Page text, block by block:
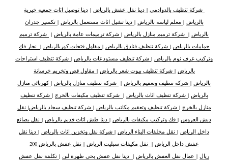
شركة تنظيف بالدوادمي | دينا نقل عفش بالرياض |دينا توصيل اثاث جمعيه خيرية
بالرياض | معلم لياسه بالرياض | دينا تشيل اثاث مستعمل بالرياض | تكسير جدران
بالرياض | شركة ترميم منازل بالرياض | شركة ترميمات عامة بالرياض | شركة ترميم
حمامات بالرياض | شركة تنظيف فنادق بالرياض | مقاول فتحات كوربالرياض | نجار فك
وتركيب غرف نوم بالرياض | شركة تنظيف مستودعات بالرياض | شركة تنظيف استراحات
بالرياض | شركة تنظيف بيوت شعر بالرياض | مقاول قص وتخريم خرسانة
بالرياض | شركة تنظيف وتعقيم بالرياض | شركة تنظيف منازل بالرياض | كهربائي منازل
بالرياض | شركة تنظيف اثاث بالرياض | شركة تنظيف مكيفات بالخرج | شركة تنظيف
منازل بالخرج | شركة تنظيف وتعقيم مكاتب بالرياض | شركة تنظيف سجاد بالرياض| نقل
دبش العروس | فك وتركيب مكيفات بالرياض | دينا طش اثاث قديم بالرياض | نقل بضائع
داخل الرياض | نقل مخلفات البناء الرياض | شركة نقل وتخزين اثاث بالرياض | دينا نقل
عفش داخل الرياض | نقل مكيفات سبليت الرياض |
نقل عفش بالرياض 200
ريال | عمال نقل العفش بالرياض | دينا نقل عفش بحي ظهرة لبن | تكلفة نقل عفش